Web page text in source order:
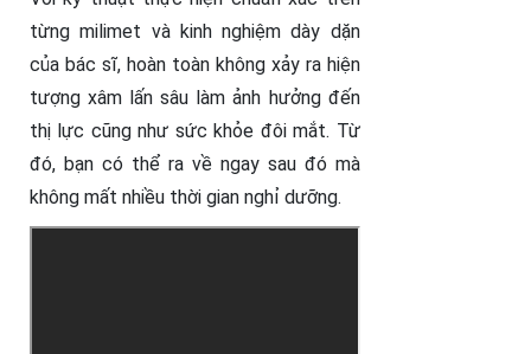
từng milimet và kinh nghiệm dày dặn
của bác sĩ, hoàn toàn không xảy ra hiện
tượng xâm lấn sâu làm ảnh hưởng đến
thị lực cũng như sức khỏe đôi mắt. Từ
đó, bạn có thể ra về ngay sau đó mà
không mất nhiều thời gian nghỉ dưỡng.